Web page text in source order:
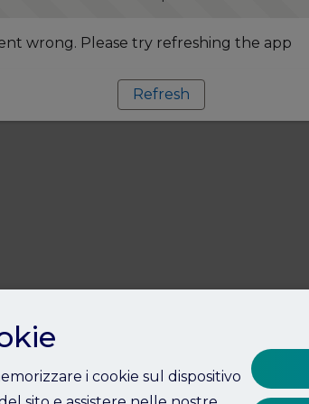
wrong. Please try refreshing the app
Refresh
i cookie sul dispositivo